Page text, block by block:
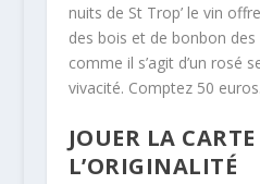
nuits de St Trop’ le vin
des bois et de bonbon
comme il s’agit d’un rosé
vivacité. Comptez 50 euros.
JOUER LA CARTE
L’ORIGINALITÉ